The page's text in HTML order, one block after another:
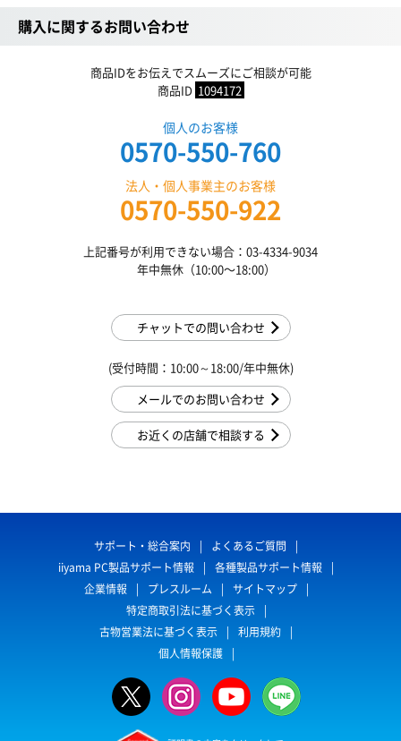
購入に関するお問い合わせ
商品IDをお伝えでスムーズにご相談が可能
商品ID 1094172
個人のお客様
0570-550-760
法人・個人事業主のお客様
0570-550-922
上記番号が利用できない場合：03-4334-9034
年中無休（10:00〜18:00）
チャットでの問い合わせ
(受付時間：10:00～18:00/年中無休)
メールでのお問い合わせ
お近くの店舗で相談する
サポート・総合案内
よくあるご質問
iiyama PC製品サポート情報
各種製品サポート情報
企業情報
プレスルーム
サイトマップ
特定商取引法に基づく表示
古物営業法に基づく表示
利用規約
個人情報保護